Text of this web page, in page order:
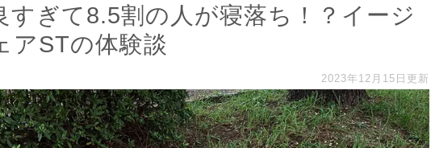
すぎて8.5割の人が寝落ち！？イージ
アSTの体験談
2023年12月15日更新